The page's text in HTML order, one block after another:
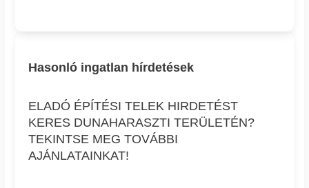
Hasonló ingatlan hírdetések
ELADÓ ÉPÍTÉSI TELEK HIRDETÉST
KERES DUNAHARASZTI TERÜLETÉN?
TEKINTSE MEG TOVÁBBI
AJÁNLATAINKAT!